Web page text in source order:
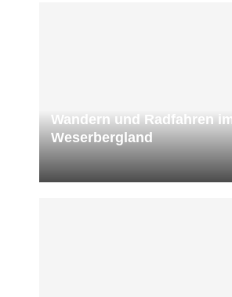
Wandern und Radfahren im
Weserbergland